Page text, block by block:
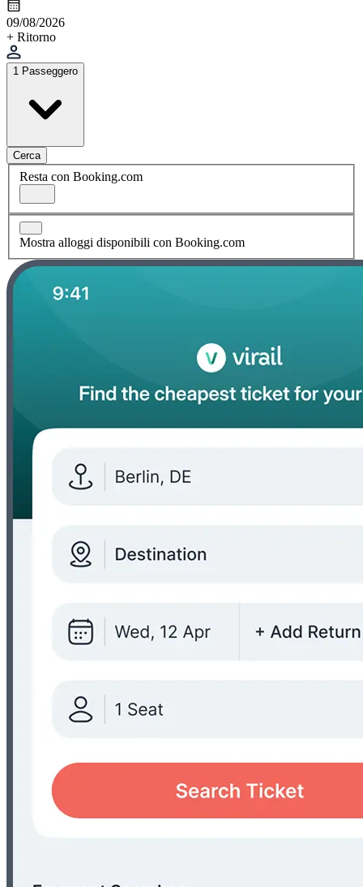
09/08/2026
+ Ritorno
1 Passeggero
Cerca
Resta con Booking.com
Mostra alloggi disponibili con Booking.com